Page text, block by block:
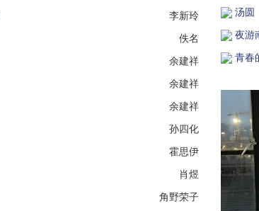
李新玲
佚名
余建祥
余建祥
余建祥
孙四化
霍思伊
肖煜
角野荣子
汤圆
夜游
青春